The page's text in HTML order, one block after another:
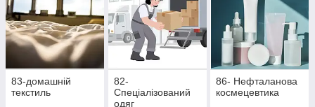
83-домашній
текстиль
82-
Спеціалізований
одяг
86- Нефталанова
космецевтика